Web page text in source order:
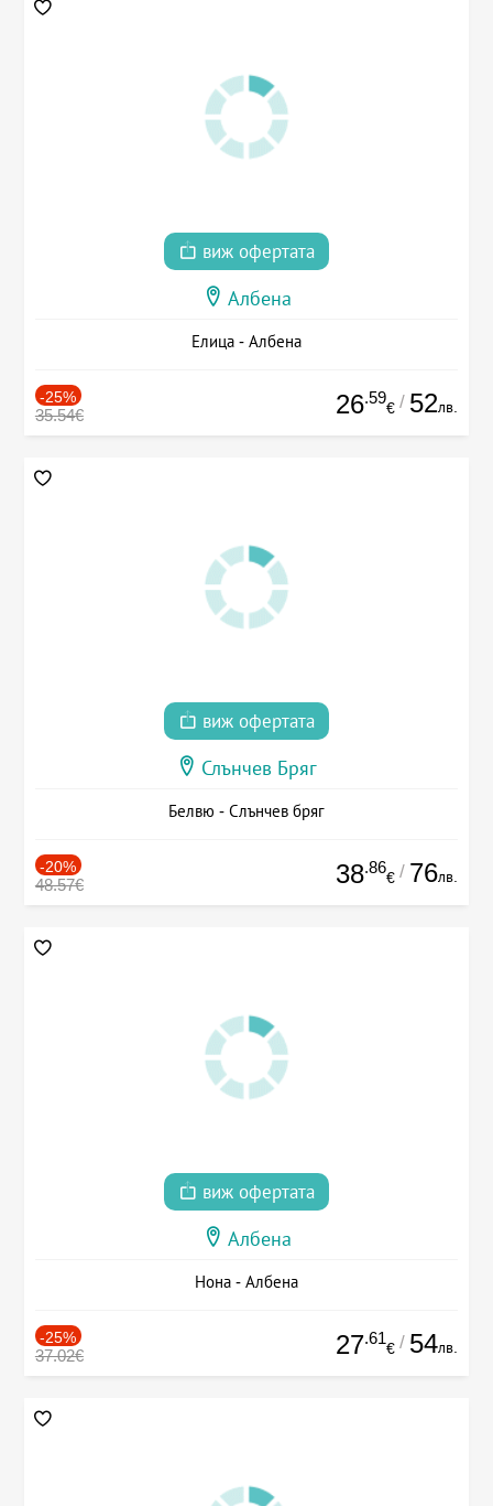
виж офертата
Албена
Елица - Албена
-25%
35.54€ 26.59
€ / 52лв.
виж офертата
Слънчев Бряг
Белвю - Слънчев бряг
-20%
48.57€ 38.86
€ / 76лв.
виж офертата
Албена
Нона - Албена
-25%
37.02€ 27.61
€ / 54лв.